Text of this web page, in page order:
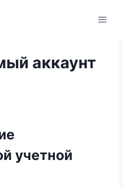
аккаунт
учетной